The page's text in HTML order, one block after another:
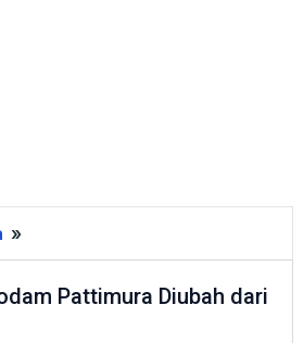
»
Kodam
Pattimura
Pattimura Diubah dari